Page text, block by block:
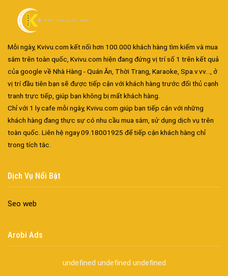
Mỗi ngày, Kvivu.com kết nối hơn 100.000 khách hàng tìm kiếm và mua
sắm trên toàn quốc, Kvivu.com hiện đang đứng vị trí số 1 trên kết quả
của google về Nhà Hàng - Quán Ăn, Thời Trang, Karaoke, Spa.v.vv..., ở
vị trí đầu tiên bạn sẽ được tiếp cận với khách hàng trước đối thủ cạnh
tranh trực tiếp, giúp bạn không bị mất khách hàng.
Chỉ với 1 ly cafe mỗi ngày, Kvivu.com giúp bạn tiếp cận với những
khách hàng đang thực sự có nhu cầu mua sắm, sử dụng dịch vụ trên
toàn quốc. Liên hệ ngay 09.18001925 để tiếp cận khách hàng chỉ
trong tích tắc.
Dịch Vụ Nổi Bật
Seo web
Arobi Ads
undefined undefined undefined
Đa dạng màu sắc cửa nhôm – Tối ưu màu sắc Kiến Trúc
Cửa nhôm chống gió mưa – Hiên ngang giữa thời tiết khắc
Cửa nhôm cách âm – Sự yên bình trong nhịp sống hiện đại
Cửa nhôm thông gió – Đưa sinh khí vào ngôi nhà của bạn
Cửa nhôm trượt view lớn – Nâng tầm đẳng cấp sống